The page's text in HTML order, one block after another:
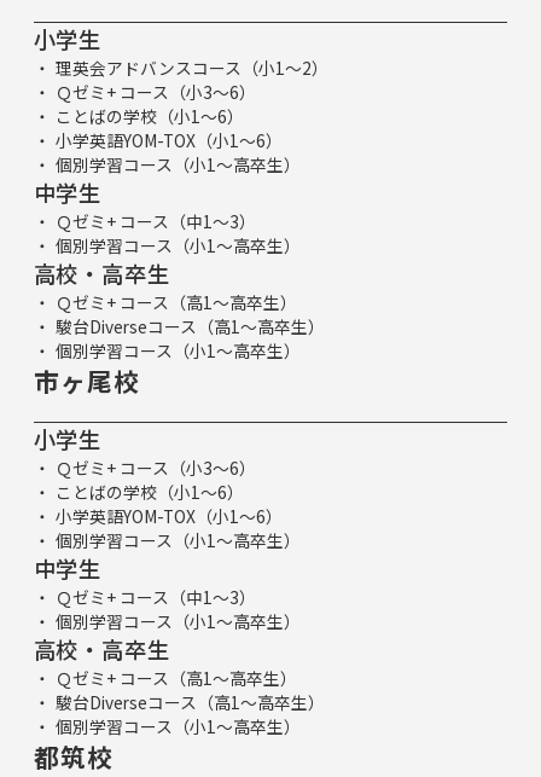
小学生
理英会アドバンスコース（小1～2）
Ｑゼミ+ コース（小3～6）
ことばの学校（小1～6）
小学英語YOM-TOX（小1～6）
個別学習コース（小1～高卒生）
中学生
Ｑゼミ+ コース（中1～3）
個別学習コース（小1～高卒生）
高校・高卒生
Ｑゼミ+ コース（高1～高卒生）
駿台Diverseコース（高1～高卒生）
個別学習コース（小1～高卒生）
市ヶ尾校
小学生
Ｑゼミ+ コース（小3～6）
ことばの学校（小1～6）
小学英語YOM-TOX（小1～6）
個別学習コース（小1～高卒生）
中学生
Ｑゼミ+ コース（中1～3）
個別学習コース（小1～高卒生）
高校・高卒生
Ｑゼミ+ コース（高1～高卒生）
駿台Diverseコース（高1～高卒生）
個別学習コース（小1～高卒生）
都筑校